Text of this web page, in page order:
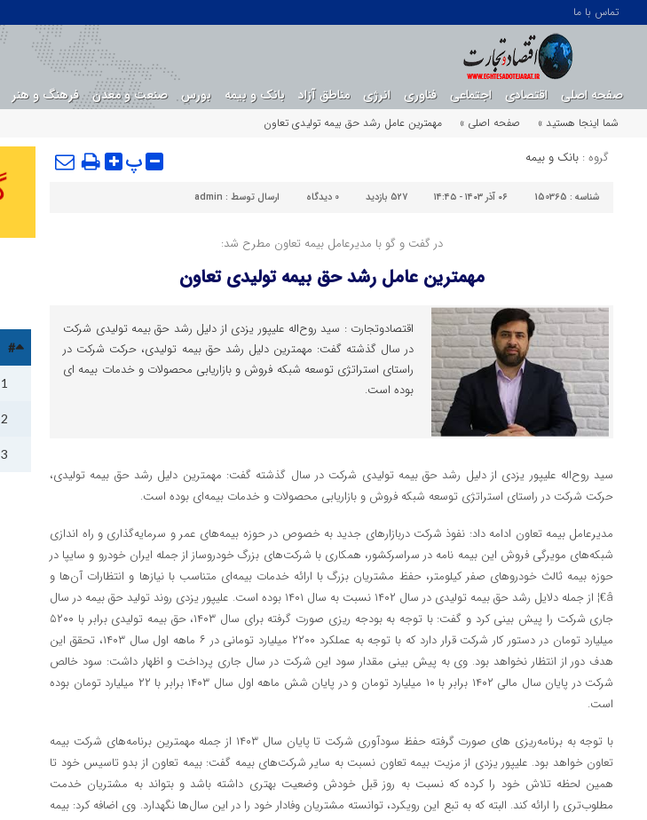
تماس با ما
صفحه اصلی اقتصادی اجتماعی فناوری انرژی مناطق آزاد بانک و بیمه بورس صنعت و معدن فرهنگ و هنر
شما اینجا هستید »
صفحه اصلی » مهمترین عامل رشد حق بیمه تولیدی تعاون
گروه : بانک و بیمه پ
شناسه : 150365 ۰۶ آذر ۱۴۰۳ - ۱۴:۴۵ 527 بازدید 0 دیدگاه ارسال توسط : admin
در گفت و گو با مدیرعامل بیمه تعاون مطرح شد:
مهمترین عامل رشد حق بیمه تولیدی تعاون
اقتصادوتجارت : سید روح‌اله علیپور یزدی از دلیل رشد حق بیمه تولیدی شرکت
در سال گذشته گفت: مهمترین دلیل رشد حق بیمه تولیدی، حرکت شرکت در
راستای استراتژی توسعه شبکه فروش و بازاریابی محصولات و خدمات بیمه ای
بوده است.
سید روح‌اله علیپور یزدی از دلیل رشد حق بیمه تولیدی شرکت در سال گذشته گفت: مهمترین دلیل رشد حق بیمه تولیدی،
حرکت شرکت در راستای استراتژی توسعه شبکه فروش و بازاریابی محصولات و خدمات بیمه‌ای بوده است.
مدیرعامل بیمه تعاون ادامه داد: نفوذ شرکت دربازارهای جدید به خصوص در حوزه بیمه‌های عمر و سرمایه‌گذاری و راه اندازی
شبکه‌های مویرگی فروش این بیمه نامه در سراسرکشور، همکاری با شرکت‌های بزرگ خودروساز از جمله ایران خودرو و سایپا در
حوزه بیمه ثالث خودروهای صفر کیلومتر، حفظ مشتریان بزرگ با ارائه خدمات بیمه‌ای متناسب با نیازها و انتظارات آن‌ها و
â€¦ از جمله دلایل رشد حق بیمه تولیدی در سال ۱۴۰۲ نسبت به سال ۱۴۰۱ بوده است. علیپور یزدی روند تولید حق بیمه در سال
جاری شرکت را پیش بینی کرد و گفت: با توجه به بودجه ریزی صورت گرفته برای سال ۱۴۰۳، حق بیمه تولیدی برابر با ۵۲۰۰
میلیارد تومان در دستور کار شرکت قرار دارد که با توجه به عملکرد ۲۲۰۰ میلیارد تومانی در ۶ ماهه اول سال ۱۴۰۳، تحقق این
هدف دور از انتظار نخواهد بود. وی به پیش بینی مقدار سود این شرکت در سال جاری پرداخت و اظهار داشت: سود خالص
شرکت در پایان سال مالی ۱۴۰۲ برابر با ۱۰ میلیارد تومان و در پایان شش ماهه اول سال ۱۴۰۳ برابر با ۲۲ میلیارد تومان بوده
است.
با توجه به برنامه‌ریزی ‌های صورت گرفته حفظ سودآوری شرکت تا پایان سال ۱۴۰۳ از جمله مهمترین برنامه‌های شرکت بیمه
تعاون خواهد بود. علیپور یزدی از مزیت بیمه تعاون نسبت به سایر شرکت‌های بیمه گفت: بیمه تعاون از بدو تاسیس خود تا
همین لحظه تلاش خود را کرده که نسبت به روز قبل خودش وضعیت بهتری داشته باشد و بتواند به مشتریان خدمت
مطلوب‌تری را ارائه کند. البته که به تبع این رویکرد، توانسته مشتریان وفادار خود را در این سال‌ها نگهدارد. وی اضافه کرد: بیمه
#
1
2
3